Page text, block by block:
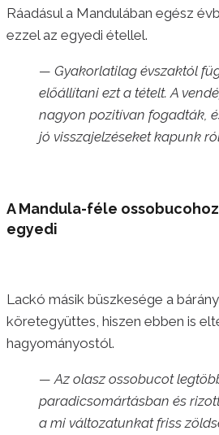
Ráadásul a Mandulában egész
ezzel az egyedi étellel.
— Gyakorlatilag évszaktól
előállítani ezt a tételt. A
nagyon pozitívan fogadták,
jó visszajelzéseket kapunk
A Mandula-féle
egyedi
Lackó másik büszkesége a
köretegyüttes, hiszen ebben is
hagyományostól.
— Az olasz ossobucot
paradicsomártásban és
a mi változatunkat friss